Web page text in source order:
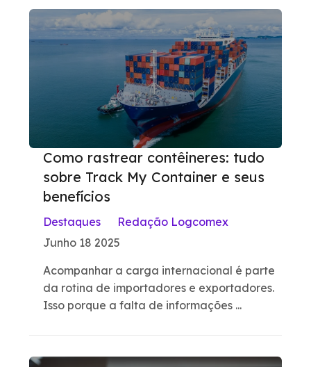
Como rastrear contêineres: tudo
sobre Track My Container e seus
benefícios
Destaques
Redação Logcomex
Junho 18 2025
Acompanhar a carga internacional é parte
da rotina de importadores e exportadores.
Isso porque a falta de informações ...